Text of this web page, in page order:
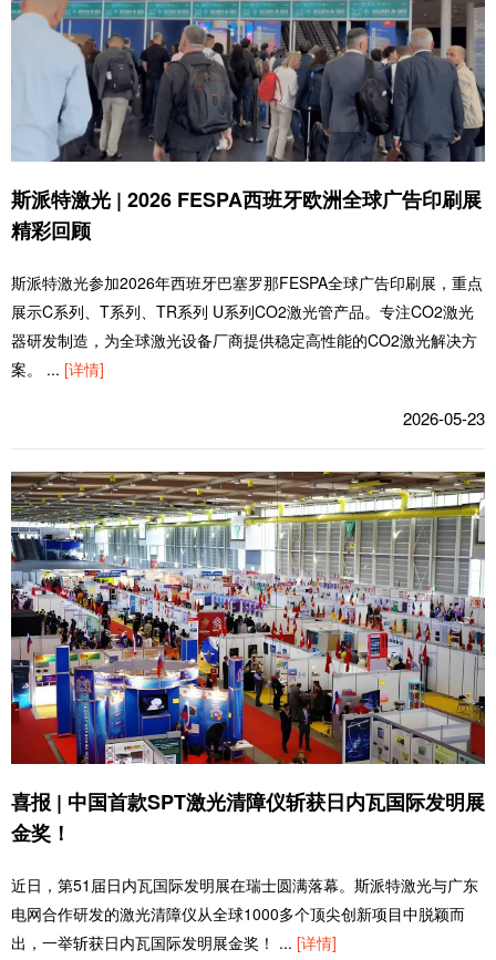
斯派特激光 | 2026 FESPA西班牙欧洲全球广告印刷展
精彩回顾
斯派特激光参加2026年西班牙巴塞罗那FESPA全球广告印刷展，重点
展示C系列、T系列、TR系列 U系列CO2激光管产品。专注CO2激光
器研发制造，为全球激光设备厂商提供稳定高性能的CO2激光解决方
案。 ... [详情]
2026-05-23
喜报 | 中国首款SPT激光清障仪斩获日内瓦国际发明展
金奖！
近日，第51届日内瓦国际发明展在瑞士圆满落幕。斯派特激光与广东
电网合作研发的激光清障仪从全球1000多个顶尖创新项目中脱颖而
出，一举斩获日内瓦国际发明展金奖！ ... [详情]